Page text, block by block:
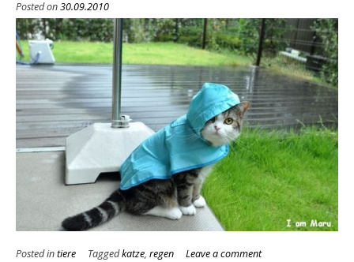
Posted on30.09.2010
Posted intiere Taggedkatze, regen Leave a comment